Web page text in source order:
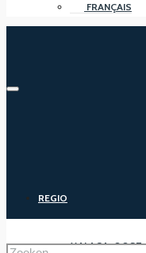
FRANÇAIS
REGIO
MALAGA-OOST